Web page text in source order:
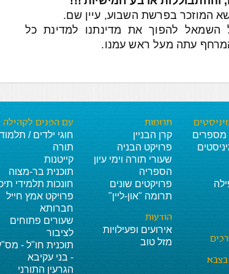
המוזכר בפרשת השבוע, עיין שם.
השמאל להפוך את מדינתנו למדינת כל
המרחף עתה מעל ראש עמנו.
מספרים
תרומות
קרן הבניין
פרויקט הבניה
שעורי תורה וימי עיון
הספריה
פרויקטים שונים
תרומה "און-ליין"
הודעות
אירועים ופעילויות
מזל טוב
עם הפנים לקהילה
חוגי ילדים / תלמוד
תורה
קייטנות
תוכנית בר-מצוה
חונכות תלמידי
פרויקט אמץ חייל
חברותא
שעורים פתוחים
לציבור
תוכנית חו"ל -
- בני עקיבא
הגרעין התורני